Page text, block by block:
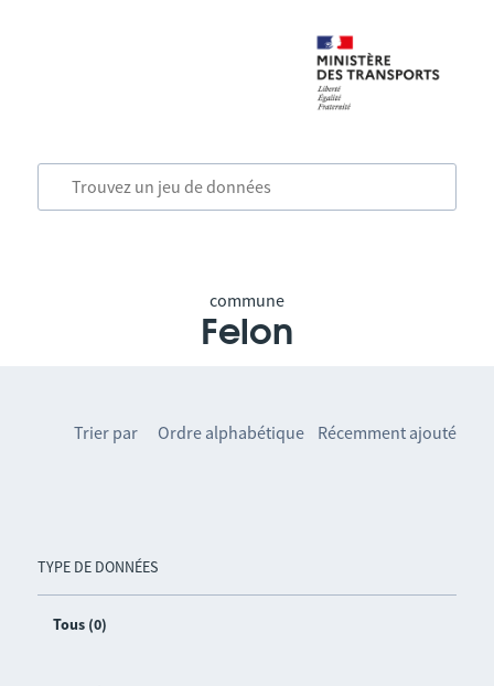
commune
Felon
TYPE DE DONNÉES
Tous (0)
Trier par Ordre alphabétique Récemment ajouté